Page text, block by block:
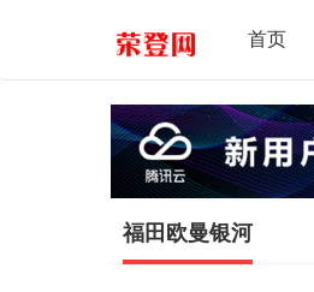
首页
福田欧曼银河